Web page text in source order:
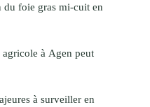
du foie gras mi-cuit en
à Agen peut
à surveiller en